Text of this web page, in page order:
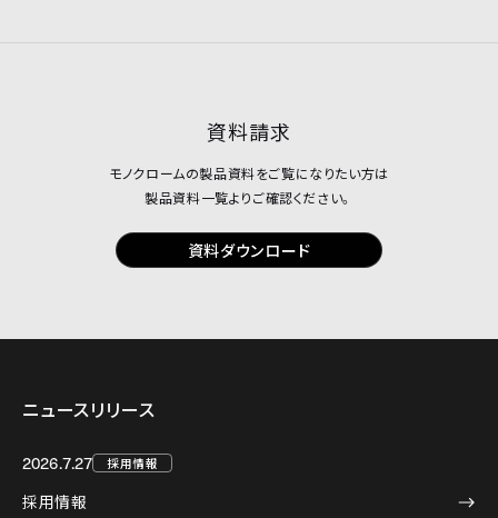
資料請求
モノクロームの製品資料をご覧になりたい方は
製品資料一覧よりご確認ください。
資料ダウンロード
ニュースリリース
2026.7.27 採用情報
採用情報